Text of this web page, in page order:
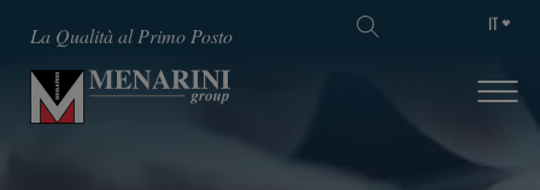
La Qualità al Primo Posto IT